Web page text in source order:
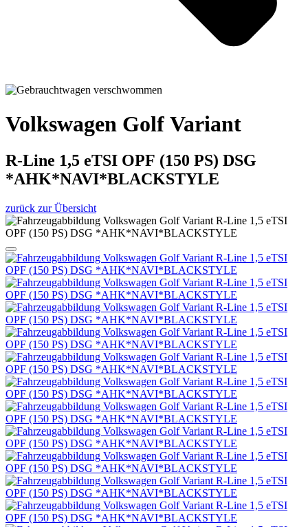
Volkswagen Golf Variant
R-Line 1,5 eTSI OPF (150 PS) DSG
*AHK*NAVI*BLACKSTYLE
zurück zur Übersicht